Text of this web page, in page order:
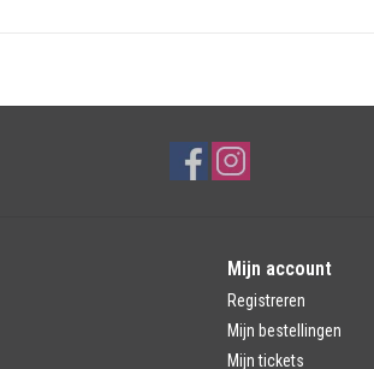
Mijn account
Registreren
Mijn bestellingen
Mijn tickets